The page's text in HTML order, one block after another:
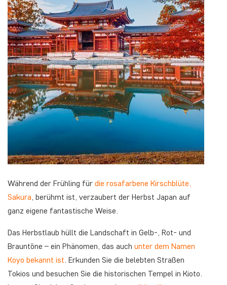
Während der Frühling für die rosafarbene Kirschblüte,
Sakura, berühmt ist, verzaubert der Herbst Japan auf
ganz eigene fantastische Weise.
Das Herbstlaub hüllt die Landschaft in Gelb-, Rot- und
Brauntöne – ein Phänomen, das auch unter dem Namen
Koyo bekannt ist. Erkunden Sie die belebten Straßen
Tokios und besuchen Sie die historischen Tempel in Kioto.